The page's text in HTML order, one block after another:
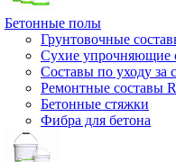
Бетонные полы
Грунтовочные
Сухие упрочняющие
Составы по уходу
Ремонтные составы
Бетонные стяжки
Фибра для бетона